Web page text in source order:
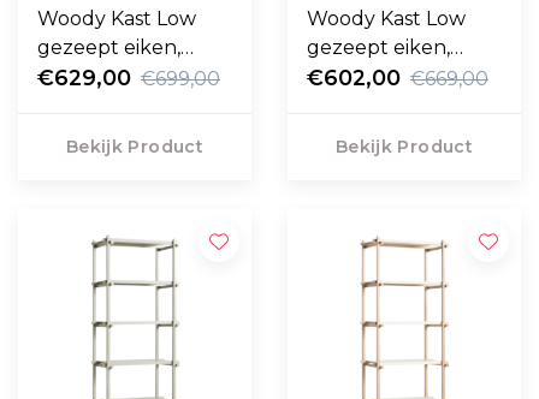
Woody Kast Low
gezeept eiken,
helder glas
€629,00 €699,00
Bekijk Product
Woody Kast Low
gezeept eiken,
almond white
€602,00 €669,00
Bekijk Product